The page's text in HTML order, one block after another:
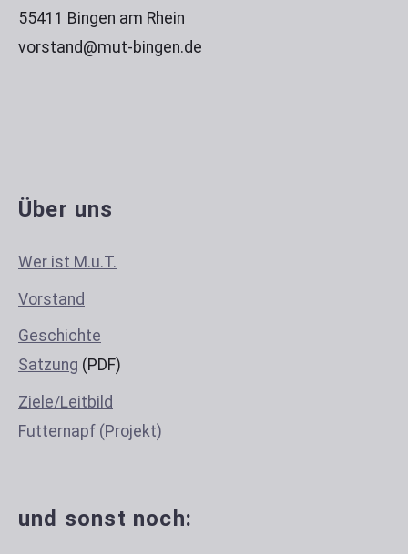
55411 Bingen am Rhein
vorstand@mut-bingen.de
Über uns
Wer ist M.u.T.
Vorstand
Geschichte
Satzung (PDF)
Ziele/Leitbild
Futternapf (Projekt)
und sonst noch: